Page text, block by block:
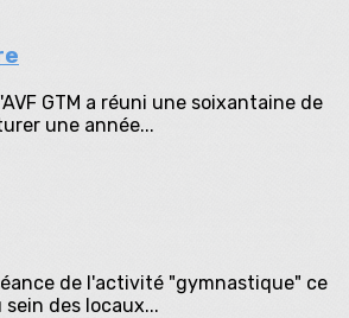
GTM a réuni une soixantaine de
une année...
de l'activité "gymnastique" ce
des locaux...